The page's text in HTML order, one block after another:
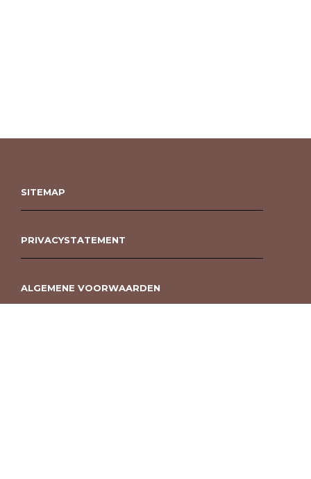
SITEMAP
PRIVACYSTATEMENT
ALGEMENE VOORWAARDEN